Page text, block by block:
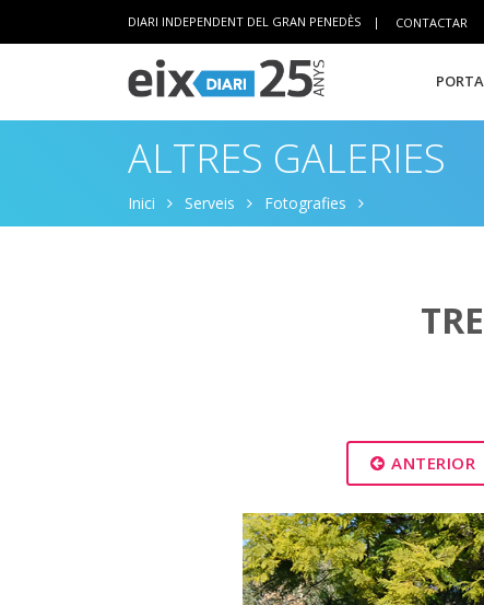
DIARI INDEPENDENT DEL GRAN PENEDÈS | CONTACTAR
ALTRES GALERIES
Inici Serveis Fotografies
ANTERIOR